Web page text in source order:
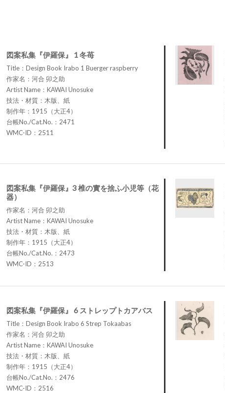
図案私集『伊羅保』 1 冬苺
Title：Design Book Irabo 1 Buerger raspberry
作家名：河合 卯之助
Artist Name：KAWAI Unosuke
技法・材質：木版、紙
制作年：1915（大正4）
台帳No./Cat.No.：2471
WMC-ID：2511
図案私集『伊羅保』3 椎の實を捨ふ小児等（花
器）
作家名：河合 卯之助
Artist Name：KAWAI Unosuke
技法・材質：木版、紙
制作年：1915（大正4）
台帳No./Cat.No.：2473
WMC-ID：2513
図案私集『伊羅保』 6 ストレップトカアバス
Title：Design Book Irabo 6 Strep Tokaabas
作家名：河合 卯之助
Artist Name：KAWAI Unosuke
技法・材質：木版、紙
制作年：1915（大正4）
台帳No./Cat.No.：2476
WMC-ID：2516